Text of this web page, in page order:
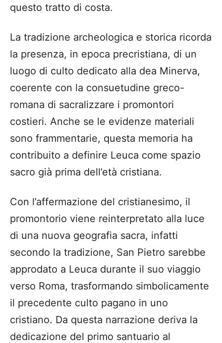
questo tratto di costa.
La tradizione archeologica e storica ricorda
la presenza, in epoca precristiana, di un
luogo di culto dedicato alla dea Minerva,
coerente con la consuetudine greco-
romana di sacralizzare i promontori
costieri. Anche se le evidenze materiali
sono frammentarie, questa memoria ha
contribuito a definire Leuca come spazio
sacro già prima dell’età cristiana.
Con l’affermazione del cristianesimo, il
promontorio viene reinterpretato alla luce
di una nuova geografia sacra, infatti
secondo la tradizione, San Pietro sarebbe
approdato a Leuca durante il suo viaggio
verso Roma, trasformando simbolicamente
il precedente culto pagano in uno
cristiano. Da questa narrazione deriva la
dedicazione del primo santuario al